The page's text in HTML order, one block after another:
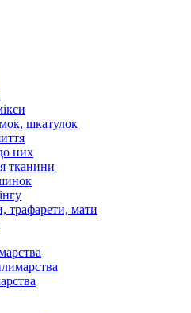
шкатулок
них
тканини
трафарети, мати